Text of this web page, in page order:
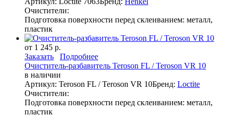
Очистители:
Подготовка поверхности перед склеиванием: металл,
пластик
от 1 245 р.
Заказать
Подробнее
Очиститель-разбавитель Teroson FL / Teroson VR 10
в наличии
Артикул: Teroson FL / Teroson VR 10Бренд: Loctite
Очистители:
Подготовка поверхности перед склеиванием: металл,
пластик